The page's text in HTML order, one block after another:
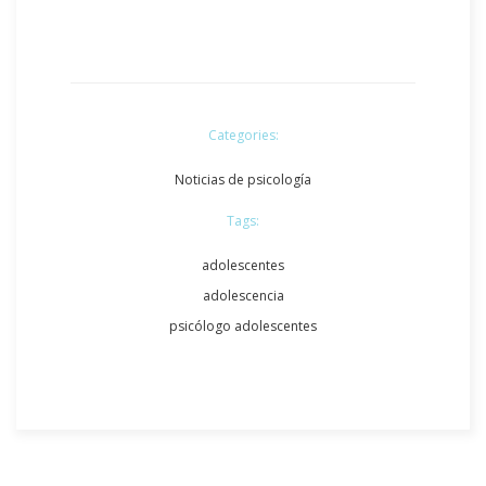
Categories:
Noticias de psicología
Tags:
adolescentes
adolescencia
psicólogo adolescentes